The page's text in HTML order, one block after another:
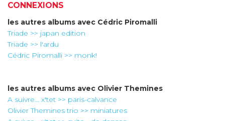
CONNEXIONS
les autres albums avec Cédric Piromalli
Triade >> japan edition
Triade >> l'ardu
Cédric Piromalli >> monk!
les autres albums avec Olivier Themines
A suivre... x'tet >> paris-calvance
Olivier Themines trio >> miniatures